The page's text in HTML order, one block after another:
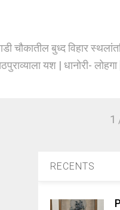
चौकातील बुध्द विहार
यश | धानोरी- लोहगा
1
RECENTS